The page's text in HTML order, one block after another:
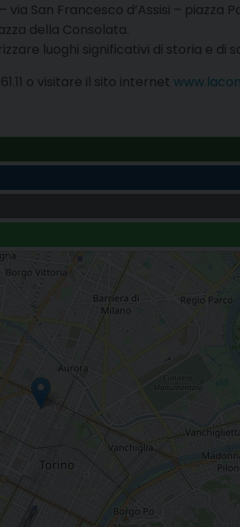
San Francesco d’Assisi – piazza
della Consolata.
luoghi significativi di storia e di
o visitare il sito internet